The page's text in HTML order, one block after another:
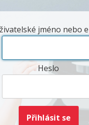
jméno nebo
Heslo